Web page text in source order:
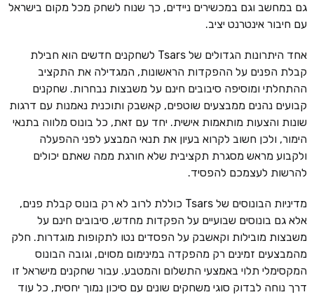
גם במחשב וגם במכשירים ניידים, כך שנוח לשחק מכל מקום בישראל
עם חיבור אינטרנט יציב.
אחד היתרונות הגדולים של Tsars לשחקנים חדשים הוא חבילת
קבלת הפנים על ההפקדות הראשונות, המגדילה את התקציב
ההתחלתי ומוסיפה סיבובים חינם על משבצות נבחרות. שחקנים
קבועים נהנים ממבצעים שוטפים, קאשבק ותוכנית נאמנות עם דרגות
שונות והצעות מותאמות אישית. יחד עם זאת, כל בונוס מלווה בתנאי
הימור, ולכן חשוב לקרוא בעיון את תנאי המבצע לפני ההפעלה
ולקבוע מראש מסגרת תקציבית שלא חורגת ממה שאתם יכולים
להרשות לעצמכם להפסיד.
מדיניות הבונוסים של Tsars כוללת לרוב לא רק בונוס קבלת פנים,
אלא גם בונוסים שבועיים על הפקדות מחדש, סיבובים חינם על
משבצות מובילות וקאשבק על הפסדים נטו לתקופות מוגדרות. חלק
מהמבצעים זמינים רק מהפקדה במינימום מסוים, וגובה הבונוס
המקסימלי תלוי באמצעי התשלום והמטבע. עבור שחקנים מישראל זו
דרך נוחה לבדוק סוגי משחקים שונים עם סיכון נמוך יחסית, כל עוד